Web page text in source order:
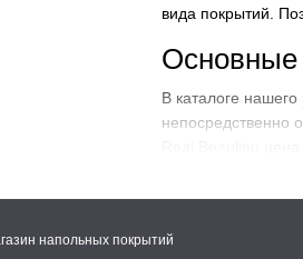
вида покрытий.
Основные
В каталоге нашего
непосредственно
характеристики.
Прочность